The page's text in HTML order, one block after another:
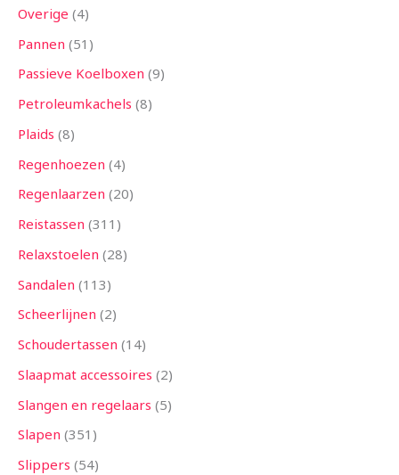
Overige 4
Pannen 51
Passieve Koelboxen 9
Petroleumkachels 8
Plaids 8
Regenhoezen 4
Regenlaarzen 20
Reistassen 311
Relaxstoelen 28
Sandalen 113
Scheerlijnen 2
Schoudertassen 14
Slaapmat accessoires 2
Slangen en regelaars 5
Slapen 351
Slippers 54